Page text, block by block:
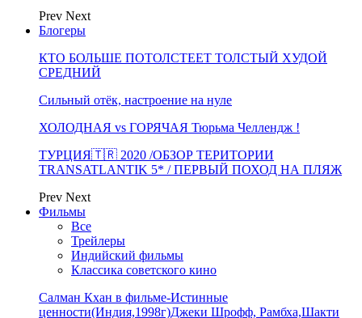
Prev Next
Блогеры
КТО БОЛЬШЕ ПОТОЛСТЕЕТ ТОЛСТЫЙ ХУДОЙ
СРЕДНИЙ
Сильный отёк, настроение на нуле
ХОЛОДНАЯ vs ГОРЯЧАЯ Тюрьма Челлендж !
ТУРЦИЯ🇹🇷 2020 /ОБЗОР ТЕРИТОРИИ
TRANSATLANTIK 5* / ПЕРВЫЙ ПОХОД НА ПЛЯЖ
Prev Next
Фильмы
Все
Трейлеры
Индийский фильмы
Классика советского кино
Салман Кхан в фильме-Истинные
ценности(Индия,1998г)Джеки Шрофф, Рамбха,Шакти